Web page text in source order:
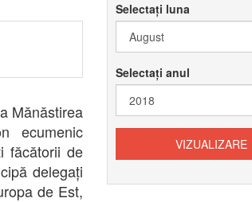
Mănăstirea
ecumenic
făcătorii de
delegați
de Est,
Selectați luna
Selectați anul